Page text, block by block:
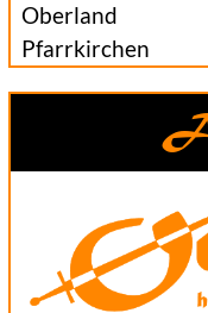
Oberland
Pfarrkirchen